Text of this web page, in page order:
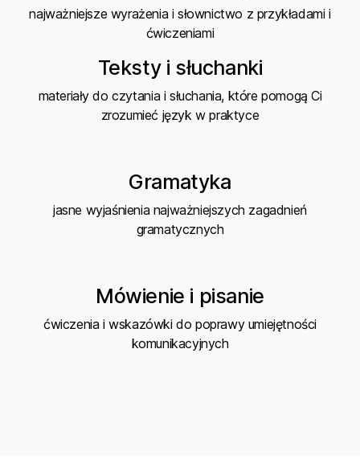
najważniejsze wyrażenia i słownictwo z przykładami i
ćwiczeniami
Teksty i słuchanki
materiały do czytania i słuchania, które pomogą Ci
zrozumieć język w praktyce
Gramatyka
jasne wyjaśnienia najważniejszych zagadnień
gramatycznych
Mówienie i pisanie
ćwiczenia i wskazówki do poprawy umiejętności
komunikacyjnych